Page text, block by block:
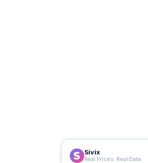
Sivix
Real Prices. Real Data